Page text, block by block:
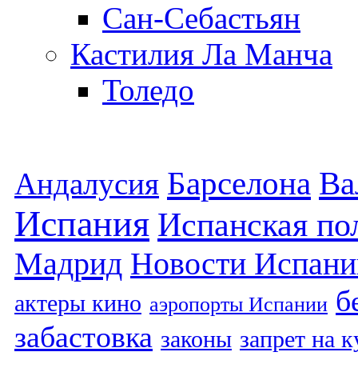
Сан-Себастьян
Кастилия Ла Манча
Толедо
Андалусия Барселона
Испания Испанская
Мадрид Новости
актеры кино аэропорты Испании
забастовка законы запрет на